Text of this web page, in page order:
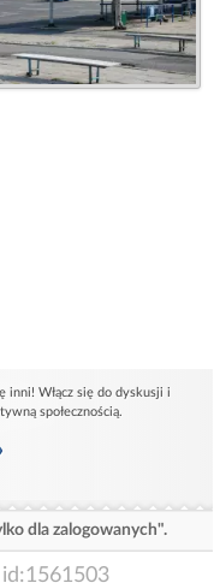
inni! Włącz się do dyskusji i
społecznością.
dla zalogowanych".